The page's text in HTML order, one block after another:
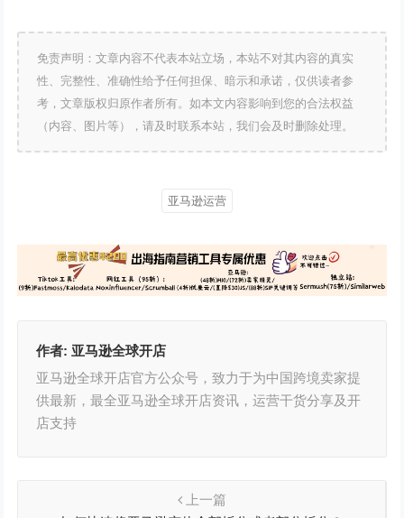
免责声明：文章内容不代表本站立场，本站不对其内容的真实
性、完整性、准确性给予任何担保、暗示和承诺，仅供读者参
考，文章版权归原作者所有。如本文内容影响到您的合法权益
（内容、图片等），请及时联系本站，我们会及时删除处理。
亚马逊运营
作者: 亚马逊全球开店
亚马逊全球开店官方公众号，致力于为中国跨境卖家提
供最新，最全亚马逊全球开店资讯，运营干货分享及开
店支持
上一篇